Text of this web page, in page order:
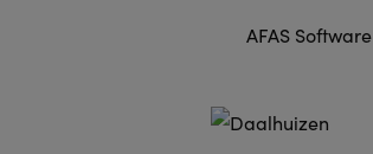
AFAS Software